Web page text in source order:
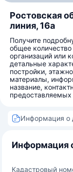
Ростовская
линия, 16а
Получите
общее
организаций или
детальные
постройки,
материалы,
название,
предоставляемых
Информация о
Информация
Кадастровый